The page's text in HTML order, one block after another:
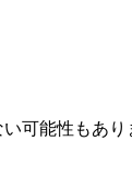
可能性もあ